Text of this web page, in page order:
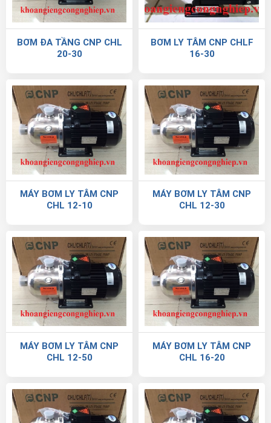
BƠM ĐA TẦNG CNP CHL
20-30
BƠM LY TÂM CNP CHLF
16-30
MÁY BƠM LY TÂM CNP
CHL 12-10
MÁY BƠM LY TÂM CNP
CHL 12-30
MÁY BƠM LY TÂM CNP
CHL 12-50
MÁY BƠM LY TÂM CNP
CHL 16-20